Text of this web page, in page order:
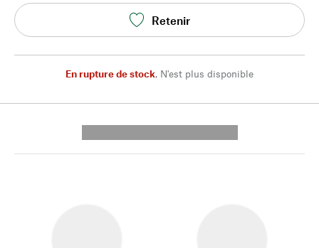
Retenir
En rupture de stock, N'est plus disponible